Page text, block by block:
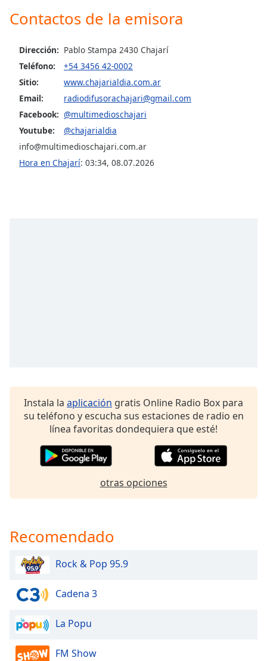
Opacity
Caption
Background
Color
Opacity
Font
End
dialog
Contactos de la emisora
Dirección: Pablo Stampa 2430 Chajarí
Teléfono:
+54 3456 42-0002
Sitio:
www.chajarialdia.com.ar
Email:
radiodifusorachajari@gmail.com
Facebook: @multimedioschajari
Youtube:
@chajarialdia
info@multimedioschajari.com.ar
Hora en Chajarí: 03:34, 08.07.2026
Instala la aplicación gratis Online Radio Box para
su teléfono y escucha sus estaciones de radio en
línea favoritas dondequiera que esté!
otras opciones
Recomendado
Rock & Pop 95.9
Cadena 3
La Popu
FM Show